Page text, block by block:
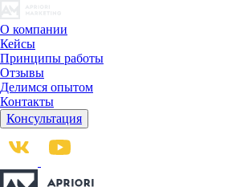
О компании
Кейсы
Принципы работы
Отзывы
Делимся опытом
Контакты
Консультация